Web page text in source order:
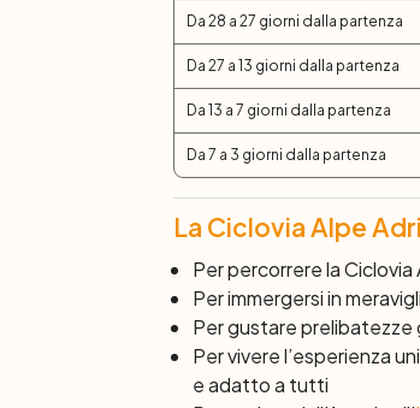
Da 28 a 27 giorni dalla partenza
Da 27 a 13 giorni dalla partenza
Da 13 a 7 giorni dalla partenza
Da 7 a 3 giorni dalla partenza
La Ciclovia Alpe
Per percorrere la Ciclovia
Per immergersi in
Per gustare prelibatezze
Per vivere l’esperienza
e adatto a tutti